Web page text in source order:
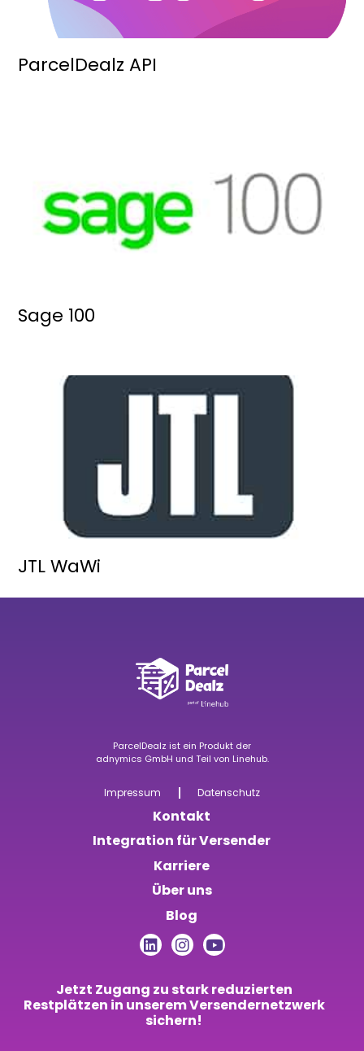
ParcelDealz API
Sage 100
JTL WaWi
ParcelDealz ist ein Produkt der
adnymics GmbH und Teil von Linehub.
Impressum Datenschutz
Kontakt
Integration für Versender
Karriere
Über uns
Blog
Jetzt Zugang zu stark reduzierten
Restplätzen in unserem Versendernetzwerk
sichern!